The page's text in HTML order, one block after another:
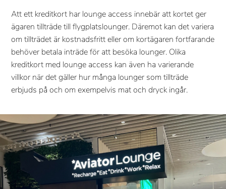
Att ett kreditkort har lounge access innebär att kortet ger
ägaren tillträde till flygplatslounger. Däremot kan det variera
om tillträdet är kostnadsfritt eller om kortägaren fortfarande
behöver betala inträde för att besöka lounger. Olika
kreditkort med lounge access kan även ha varierande
villkor när det gäller hur många lounger som tillträde
erbjuds på och om exempelvis mat och dryck ingår.